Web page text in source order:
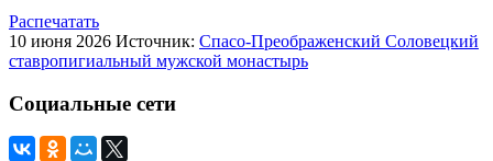
Распечатать
10 июня 2026 Источник: Спасо-Преображенский Соловецкий
ставропигиальный мужской монастырь
Социальные сети